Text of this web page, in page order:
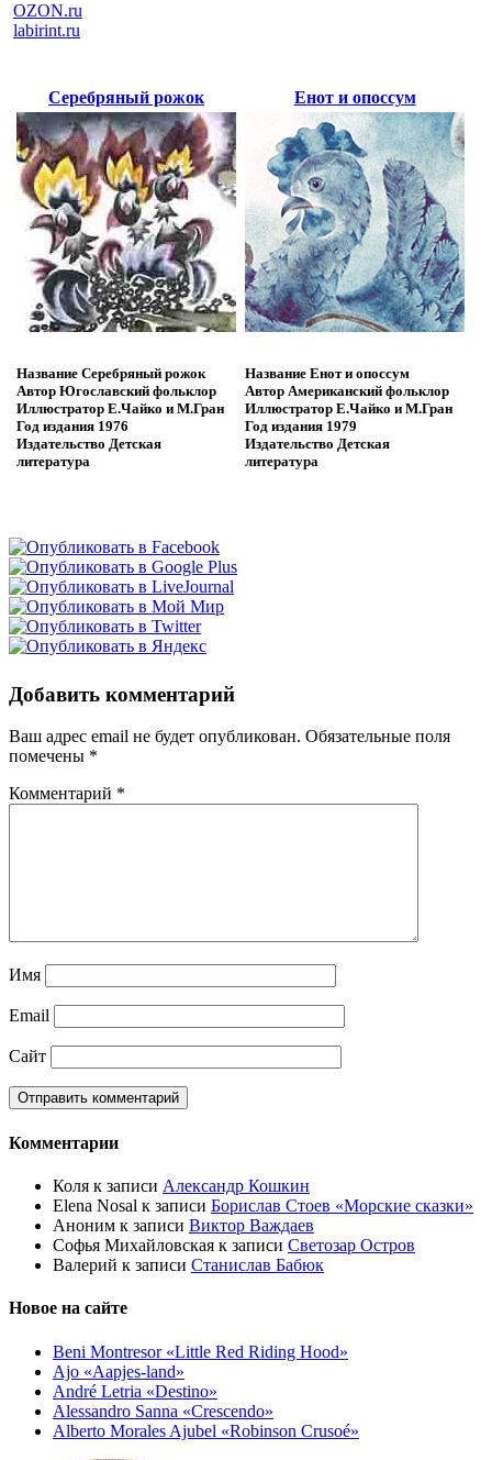
OZON.ru
labirint.ru
Серебряный рожок Енот и опоссум
Название Серебряный рожок
Автор Югославский фольклор
Иллюстратор Е.Чайко и М.Гран
Год издания 1976
Издательство Детская
литература
Название Енот и опоссум
Автор Американский фольклор
Иллюстратор Е.Чайко и М.Гран
Год издания 1979
Издательство Детская
литература
Добавить комментарий
Ваш адрес email не будет опубликован. Обязательные поля
помечены *
Комментарий *
Имя
Email
Сайт
Комментарии
Коля к записи Александр Кошкин
Elena Nosal к записи Борислав Стоев «Морские сказки»
Аноним к записи Виктор Важдаев
Софья Михайловская к записи Светозар Остров
Валерий к записи Станислав Бабюк
Новое на сайте
Beni Montresor «Little Red Riding Hood»
Ajo «Aapjes-land»
André Letria «Destino»
Alessandro Sanna «Crescendo»
Alberto Morales Ajubel «Robinson Crusoé»